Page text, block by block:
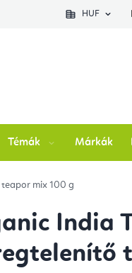
a rendelés állapotátHUF
Témák Márkák
mix 100 g
India